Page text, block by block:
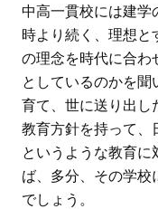
中高一貫校には建学
時より続く、理想と
の理念を時代に合わ
としているのかを聞
育て、世に送り出し
教育方針を持って、
というような教育に
ば、多分、その学校
でしょう。